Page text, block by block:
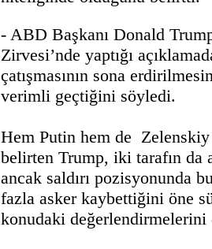
- ABD Başkanı Donald
Zirvesi’nde yaptığı
çatışmasının sona
verimli geçtiğini söyledi.
Hem Putin hem de
belirten Trump, iki tarafın da
ancak saldırı pozisyonunda
fazla asker kaybettiğini öne
konudaki